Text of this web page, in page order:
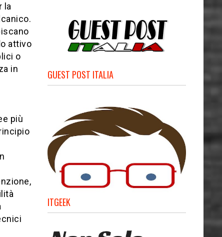
la
attivo
o
in
più
GUEST POST ITALIA
ITGEEK